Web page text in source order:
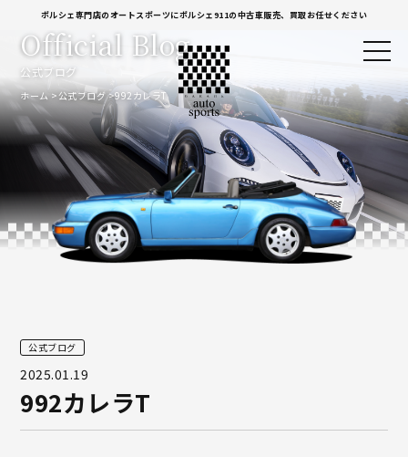
ポルシェ専門店のオートスポーツにポルシェ911の中古車販売、買取お任せください
公式ブログ
Official Blog
ホーム 公式ブログ 992カレラT
公式ブログ
2025.01.19
992カレラT